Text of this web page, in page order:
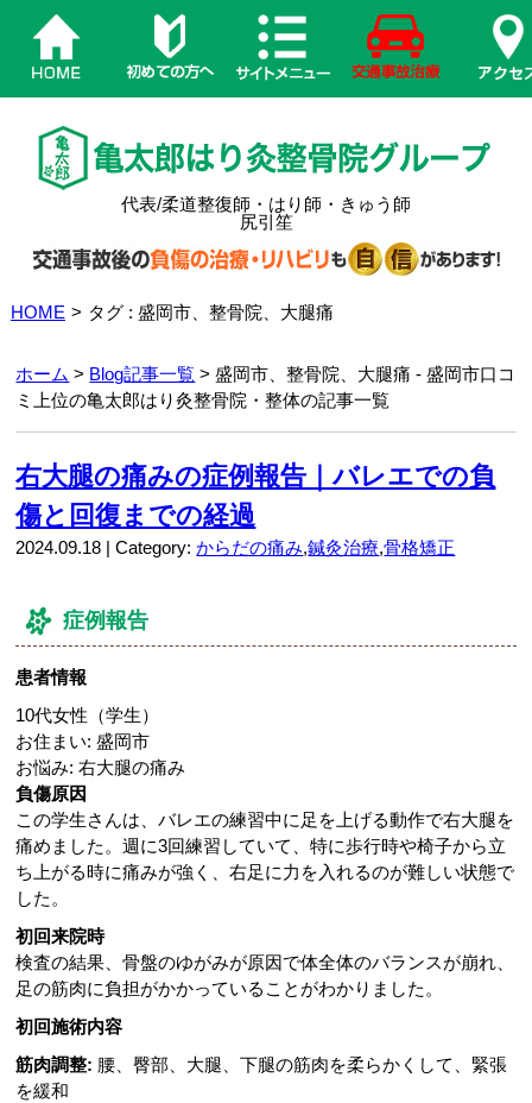
代表/柔道整復師・はり師・きゅう師
尻引笙
HOME > タグ : 盛岡市、整骨院、大腿痛
ホーム > Blog記事一覧 > 盛岡市、整骨院、大腿痛 - 盛岡市口コ
ミ上位の亀太郎はり灸整骨院・整体の記事一覧
右大腿の痛みの症例報告｜バレエでの負
傷と回復までの経過
2024.09.18 | Category:からだの痛み,鍼灸治療,骨格矯正
症例報告
患者情報
10代女性（学生）
お住まい: 盛岡市
お悩み: 右大腿の痛み
負傷原因
この学生さんは、バレエの練習中に足を上げる動作で右大腿を
痛めました。週に3回練習していて、特に歩行時や椅子から立
ち上がる時に痛みが強く、右足に力を入れるのが難しい状態で
した。
初回来院時
検査の結果、骨盤のゆがみが原因で体全体のバランスが崩れ、
足の筋肉に負担がかかっていることがわかりました。
初回施術内容
筋肉調整: 腰、臀部、大腿、下腿の筋肉を柔らかくして、緊張
を緩和